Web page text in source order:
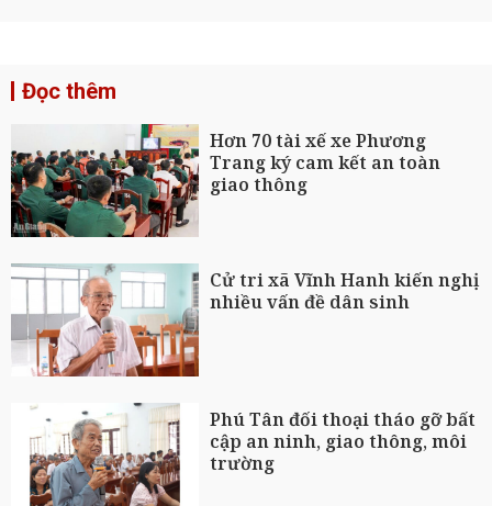
Đọc thêm
Hơn 70 tài xế xe Phương
Trang ký cam kết an toàn
giao thông
Cử tri xã Vĩnh Hanh kiến nghị
nhiều vấn đề dân sinh
Phú Tân đối thoại tháo gỡ bất
cập an ninh, giao thông, môi
trường